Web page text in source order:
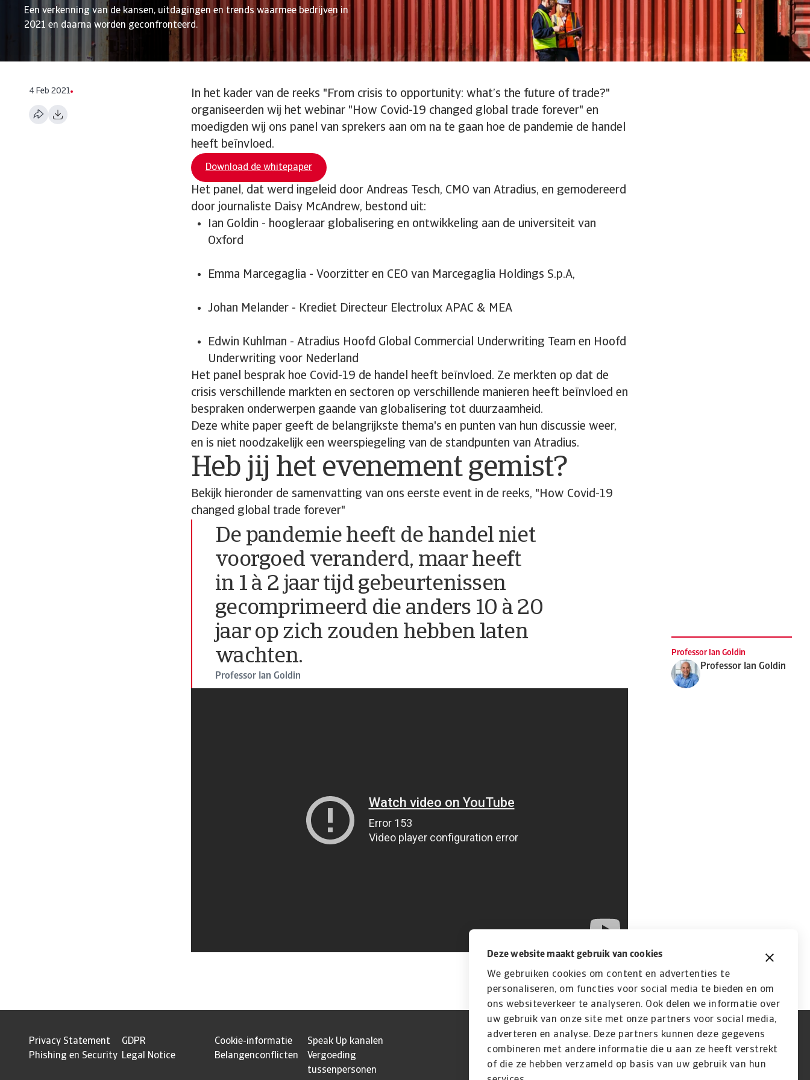
Deze website maakt gebruik van cookies
We gebruiken cookies om content en advertenties te
personaliseren, om functies voor social media te bieden en om
ons websiteverkeer te analyseren. Ook delen we informatie over
uw gebruik van onze site met onze partners voor social media,
adverteren en analyse. Deze partners kunnen deze gegevens
combineren met andere informatie die u aan ze heeft verstrekt
of die ze hebben verzameld op basis van uw gebruik van hun
Een verkenning van de kansen, uitdagingen en trends waarmee bedrijven in
2021 en daarna worden geconfronteerd.
4 Feb 2021
In het kader van de reeks "From crisis to opportunity: what’s the future of trade?"
organiseerden wij het webinar "How Covid-19 changed global trade forever" en
moedigden wij ons panel van sprekers aan om na te gaan hoe de pandemie de handel
heeft beïnvloed.
Download de whitepaper
Het panel, dat werd ingeleid door Andreas Tesch, CMO van Atradius, en gemodereerd
door journaliste Daisy McAndrew, bestond uit:
Ian Goldin - hoogleraar globalisering en ontwikkeling aan de universiteit van
Oxford
Emma Marcegaglia - Voorzitter en CEO van Marcegaglia Holdings S.p.A,
Johan Melander - Krediet Directeur Electrolux APAC & MEA
Edwin Kuhlman - Atradius Hoofd Global Commercial Underwriting Team en Hoofd
Underwriting voor Nederland
Het panel besprak hoe Covid-19 de handel heeft beïnvloed. Ze merkten op dat de
crisis verschillende markten en sectoren op verschillende manieren heeft beïnvloed en
bespraken onderwerpen gaande van globalisering tot duurzaamheid.
Deze white paper geeft de belangrijkste thema's en punten van hun discussie weer,
en is niet noodzakelijk een weerspiegeling van de standpunten van Atradius.
Heb jij het evenement gemist?
Bekijk hieronder de samenvatting van ons eerste event in de reeks, "How Covid-19
changed global trade forever"
De pandemie heeft de handel niet
voorgoed veranderd, maar heeft
in 1 à 2 jaar tijd gebeurtenissen
gecomprimeerd die anders 10 à 20
jaar op zich zouden hebben laten
wachten.
Professor Ian Goldin
Professor Ian Goldin
Professor Ian Goldin
Privacy Statement GDPR Cookie-informatie
Speak Up kanalen
Phishing en Security Legal Notice Belangenconflicten
Vergoeding
tussenpersonen